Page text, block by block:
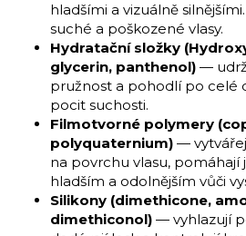
hladšími a vizuálně
suché a poškozené vlasy.
Hydratační složky
glycerin, panthenol) —
pružnost a pohodlí po celé
pocit suchosti.
Filmotvorné polymery
polyquaternium) —
na povrchu vlasu, pomáhají
hladším a odolnějším vůči
Silikony (dimethicone,
dimethiconol) — vyhlazují